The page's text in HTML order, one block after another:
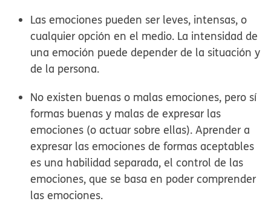
Las emociones pueden ser leves, intensas, o
cualquier opción en el medio. La intensidad de
una emoción puede depender de la situación y
de la persona.
No existen buenas o malas emociones, pero sí
formas buenas y malas de expresar las
emociones (o actuar sobre ellas). Aprender a
expresar las emociones de formas aceptables
es una habilidad separada, el control de las
emociones, que se basa en poder comprender
las emociones.